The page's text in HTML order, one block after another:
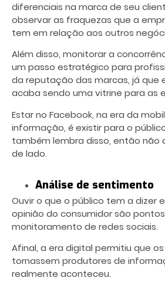
diferenciais na marca de seu
observar as fraquezas que a
tem em relação aos outros
Além disso, monitorar a
um passo estratégico para
da reputação das marcas, já que
acaba sendo uma vitrine para as
Estar no Facebook, na era da
informação, é existir para o
também lembra disso, então não
de lado.
Análise de sentimento
Ouvir o que o público tem a dizer
opinião do consumidor são
monitoramento de redes sociais.
Afinal, a era digital permitiu que
tornassem produtores de
realmente aconteceu.